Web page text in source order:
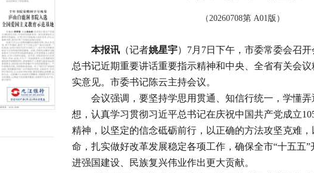
（20260708第 A01版）
本报讯 （记者姚星宇）7月7日下午，市委常委会召
总书记近期重要讲话重要指示精神和中央、全省有关会
实意见。市委书记陈云主持会议。
会议强调，要坚持学思用贯通、知信行统一，学懂弄
想，认真学习贯彻习近平总书记在庆祝中国共产党成立
精神，以坚定的信念砥砺前行，以正确的方法攻坚克难
命，扎实做好改革发展稳定各项工作，确保全市“十五五
进强国建设、民族复兴伟业作出更大贡献。